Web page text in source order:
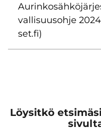
val­li­suus­oh­je
set.fi)
Löysitkö